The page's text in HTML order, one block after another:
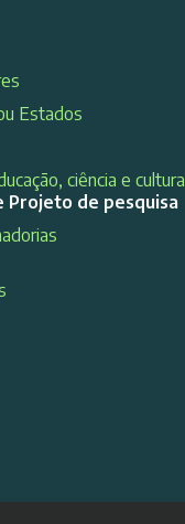
Estados
ciência e cultura
Projeto de pesquisa